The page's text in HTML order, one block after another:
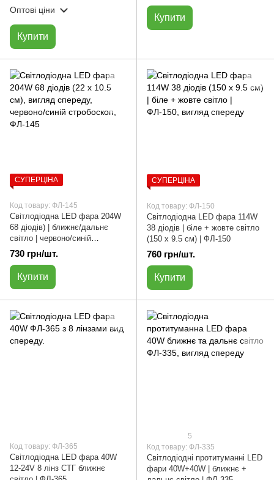
Оптові ціни
Купити
Купити
СУПЕРЦІНА
Код товару: ФЛ-145
Світлодіодна LED фара 204W
68 діодів) | ближнє/дальнє
світло | червоно/синій
стробоскоп (22 х 10.5 см) |
ФЛ-145
730 грн/шт.
Купити
СУПЕРЦІНА
Код товару: ФЛ-150
Світлодіодна LED фара 114W
38 діодів | біле + жовте світло
(150 х 9.5 см) | ФЛ-150
760 грн/шт.
Купити
Код товару: ФЛ-365
Cвітлодіодна LED фара 40W
12-24V 8 лінз СТГ ближнє
5
Код товару: ФЛ-335
Світлодіодні протитуманні LED
фари 40W+40W | ближнє +